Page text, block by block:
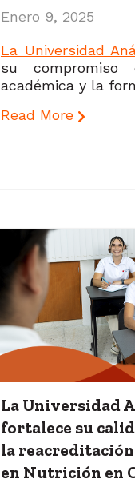
Enero 9, 2025
La Universidad
su compromiso
académica y la
Read More
La Universidad
fortalece su
la
en Nutrición en